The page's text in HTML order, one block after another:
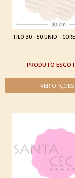
FILÓ 30 - 50 UNID -